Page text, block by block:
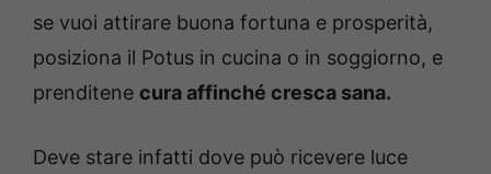
se vuoi attirare buona fortuna e prosperità,
posiziona il Potus in cucina o in soggiorno, e
prenditene cura affinché cresca sana.
Deve stare infatti dove può ricevere luce